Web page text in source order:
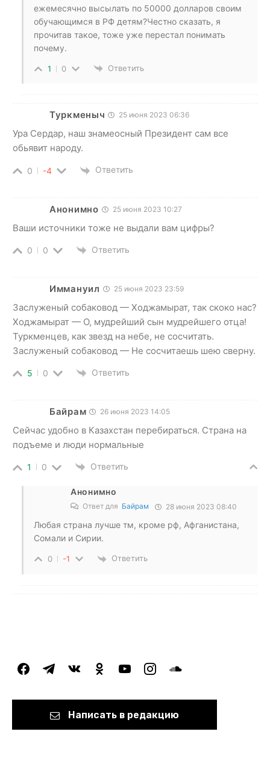
ежемесячно высылать по 50000 долларов своим
обучающимся в РФ детям?Честно сказать, я
прочитав такое, тоже уже перестал понимать
почему.
1 0 Ответить
Туркменыч 25 июня 2023 06:36
Ура Сердар, наш знамеосный Президент сам все
обьявит народу.
0 -4 Ответить
Анонимно 25 июня 2023 10:27
Ваши источники тоже не выдали вам цифры?
0 0 Ответить
Иммануил 25 июня 2023 23:59
Заслуженый собаковод — Ходжамырат, так скоко нас?
Ходжамырат — О, мудрейший сын мудрейшего отца!
Туркменцев, как звезд на небе, не сосчитать.
Заслуженый собаковод — Не сосчитаешь шею сверну.
5 0 Ответить
Байрам 26 июня 2023 14:05
Сейчас удобно в Казахстан перебираться. Страна на
подъеме и люди нормальные
1 0 Ответить
Анонимно
Ответ для Байрам 28 июня 2023 08:40
Любая страна лучше тм, кроме рф, Афганистана,
Сомали и Сирии.
0 -1 Ответить
facebooktelegramvkontakteodnoklassniki
youtubeinstagramsoundcloud
Написать в редакцию